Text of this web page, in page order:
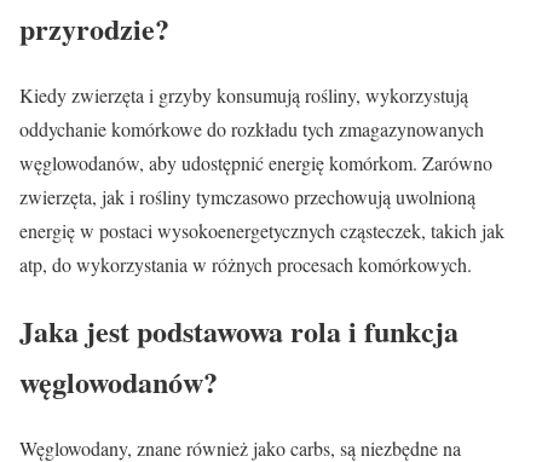
przyrodzie?
Kiedy zwierzęta i grzyby konsumują rośliny, wykorzystują
oddychanie komórkowe do rozkładu tych zmagazynowanych
węglowodanów, aby udostępnić energię komórkom. Zarówno
zwierzęta, jak i rośliny tymczasowo przechowują uwolnioną
energię w postaci wysokoenergetycznych cząsteczek, takich jak
atp, do wykorzystania w różnych procesach komórkowych.
Jaka jest podstawowa rola i funkcja
węglowodanów?
Węglowodany, znane również jako carbs, są niezbędne na